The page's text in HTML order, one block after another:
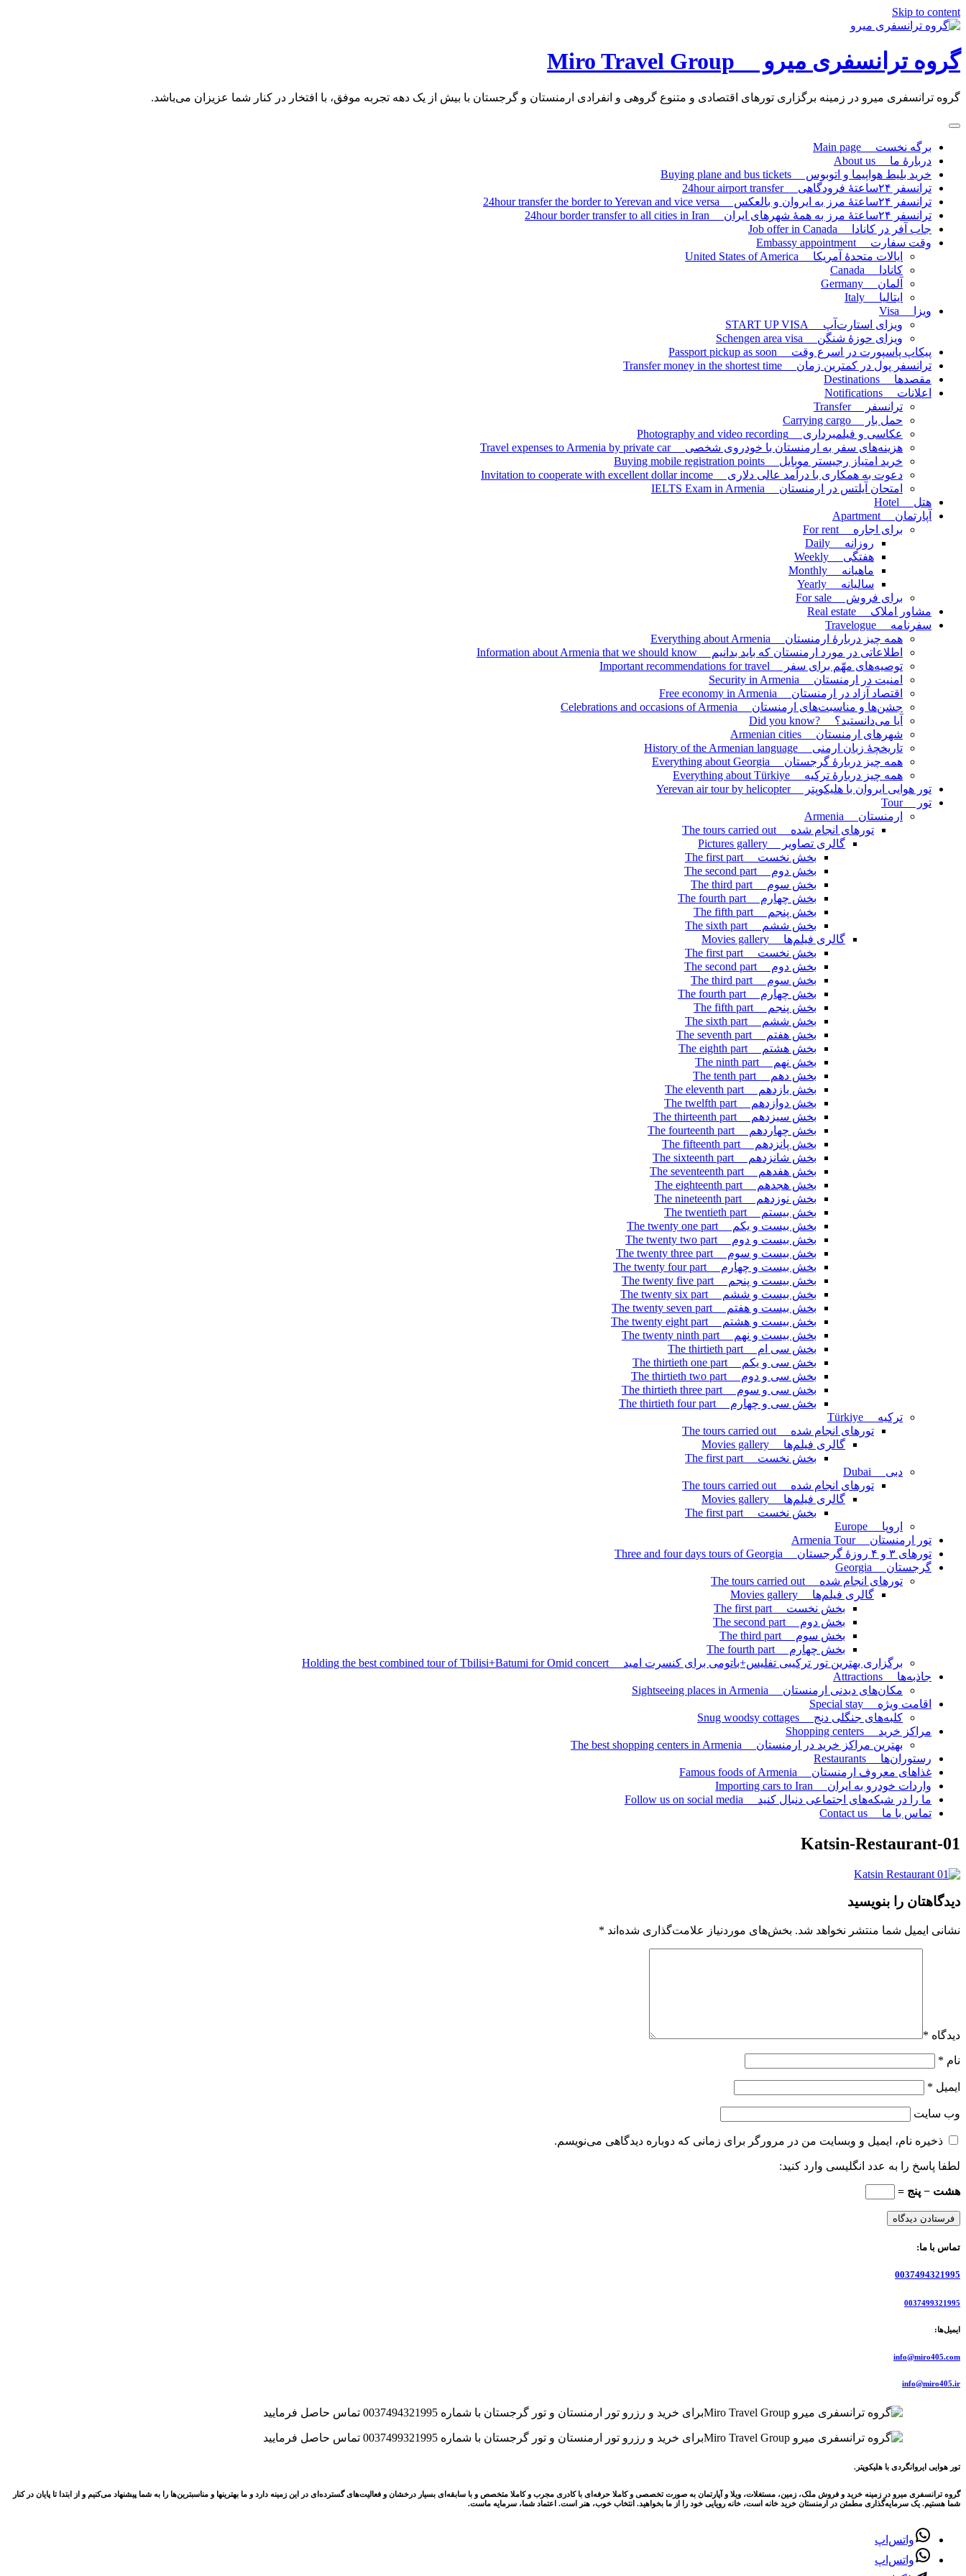
Skip to content
گروه ترانسفری میرو Miro Travel Group
گروه ترانسفری میرو در زمینه برگزاری تورهای اقتصادی و متنوع گروهی و انفرادی ارمنستان و گرجستان با بیش از یک دهه تجربه موفق، با افتخار در کنار شما عزیزان می‌باشد.
برگه نخست Main page
دربارۀ ما About us
خرید بلیط هواپیما و اتوبوس Buying plane and bus tickets
ترانسفر ۲۴ساعتۀ فرودگاهی 24hour airport transfer
ترانسفر ۲۴ساعتۀ مرز به ایروان و بالعکس 24hour transfer the border to Yerevan and vice versa
ترانسفر ۲۴ساعتۀ مرز به همۀ شهرهای ایران 24hour border transfer to all cities in Iran
جاب آفر در کانادا Job offer in Canada
وقت سفارت Embassy appointment
ایالات متحدۀ آمریکا United States of America
کانادا Canada
آلمان Germany
ایتالیا Italy
ویزا Visa
ویزای استارت‌آپ START UP VISA
ویزای حوزۀ شنگن Schengen area visa
پیکاپ پاسپورت در اسرع وقت Passport pickup as soon
ترانسفر پول در کمترین زمان Transfer money in the shortest time
مقصدها Destinations
اعلانات Notifications
ترانسفر Transfer
حمل بار Carrying cargo
عکاسی و فیلمبرداری Photography and video recording
هزینه‌های سفر به ارمنستان با خودروی شخصی Travel expenses to Armenia by private car
خرید امتیاز رجیستر موبایل Buying mobile registration points
دعوت به همکاری با درآمد عالی دلاری Invitation to cooperate with excellent dollar income
امتحان آیلتس در ارمنستان IELTS Exam in Armenia
هتل Hotel
آپارتمان Apartment
برای اجاره For rent
روزانه Daily
هفتگی Weekly
ماهیانه Monthly
سالیانه Yearly
برای فروش For sale
مشاور املاک Real estate
سفرنامه Travelogue
همه چیز دربارۀ ارمنستان Everything about Armenia
اطلاعاتی در مورد ارمنستان که باید بدانیم Information about Armenia that we should know
توصیه‌های مهّم برای سفر Important recommendations for travel
امنیت در ارمنستان Security in Armenia
اقتصاد آزاد در ارمنستان Free economy in Armenia
جشن‌ها و مناسبت‌های ارمنستان Celebrations and occasions of Armenia
آیا می‌دانستید؟ ?Did you know
شهرهای ارمنستان Armenian cities
تاریخچۀ زبان ارمنی History of the Armenian language
همه چیز دربارۀ گرجستان Everything about Georgia
همه چیز دربارۀ ترکیه Everything about Türkiye
تور هوایی ایروان با هلیکوپتر Yerevan air tour by helicopter
تور Tour
ارمنستان Armenia
تورهای انجام شده The tours carried out
گالری تصاویر Pictures gallery
بخش نخست The first part
بخش دوم The second part
بخش سوم The third part
بخش چهارم The fourth part
بخش پنجم The fifth part
بخش ششم The sixth part
گالری فیلم‌ها Movies gallery
بخش نخست The first part
بخش دوم The second part
بخش سوم The third part
بخش چهارم The fourth part
بخش پنجم The fifth part
بخش ششم The sixth part
بخش هفتم The seventh part
بخش هشتم The eighth part
بخش نهم The ninth part
بخش دهم The tenth part
بخش یازدهم The eleventh part
بخش دوازدهم The twelfth part
بخش سیزدهم The thirteenth part
بخش چهاردهم The fourteenth part
بخش پانزدهم The fifteenth part
بخش شانزدهم The sixteenth part
بخش هفدهم The seventeenth part
بخش هجدهم The eighteenth part
بخش نوزدهم The nineteenth part
بخش بیستم The twentieth part
بخش بیست و یکم The twenty one part
بخش بیست و دوم The twenty two part
بخش بیست و سوم The twenty three part
بخش بیست و چهارم The twenty four part
بخش بیست و پنجم The twenty five part
بخش بیست و ششم The twenty six part
بخش بیست و هفتم The twenty seven part
بخش بیست و هشتم The twenty eight part
بخش بیست و نهم The twenty ninth part
بخش سی ام The thirtieth part
بخش سی و یکم The thirtieth one part
بخش سی و دوم The thirtieth two part
بخش سی و سوم The thirtieth three part
بخش سی و چهارم The thirtieth four part
ترکیه Türkiye
تورهای انجام شده The tours carried out
گالری فیلم‌ها Movies gallery
بخش نخست The first part
دبی Dubai
تورهای انجام شده The tours carried out
گالری فیلم‌ها Movies gallery
بخش نخست The first part
اروپا Europe
تور ارمنستان Armenia Tour
تورهای ۳ و ۴ روزۀ گرجستان Three and four days tours of Georgia
گرجستان Georgia
تورهای انجام شده The tours carried out
گالری فیلم‌ها Movies gallery
بخش نخست The first part
بخش دوم The second part
بخش سوم The third part
بخش چهارم The fourth part
برگزاری بهترین تور ترکیبی تفلیس+باتومی برای کنسرت امید Holding the best combined tour of Tbilisi+Batumi for Omid concert
جاذبه‌ها Attractions
مکان‌های دیدنی ارمنستان Sightseeing places in Armenia
اقامت ویژه Special stay
کلبه‌های جنگلی دنج Snug woodsy cottages
مراکز خرید Shopping centers
بهترین مراکز خرید در ارمنستان The best shopping centers in Armenia
رستوران‌ها Restaurants
غذاهای معروف ارمنستان Famous foods of Armenia
واردات خودرو به ایران Importing cars to Iran
ما را در شبکه‌های اجتماعی دنبال کنید Follow us on social media
تماس با ما Contact us
Katsin-Restaurant-01
دیدگاهتان را بنویسید
نشانی ایمیل شما منتشر نخواهد شد. بخش‌های موردنیاز علامت‌گذاری شده‌اند *
دیدگاه *
نام *
ایمیل *
وب‌ سایت
ذخیره نام، ایمیل و وبسایت من در مرورگر برای زمانی که دوباره دیدگاهی می‌نویسم.
لطفا پاسخ را به عدد انگلیسی وارد کنید:
هشت − پنج =
تماس با ما:
0037494321995
0037499321995
ایمیل‌ها:
info@miro405.com
info@miro405.ir
تور هوایی ایروانگردی با هلیکوپتر.
گروه ترانسفری میرو در زمینه خرید و فروش ملک، زمین، مستغلات، ویلا و آپارتمان به صورت تخصصی و کاملا حرفه‌ای با کادری مجرب و کاملا متخصص و با سابقه‌ای بسیار درخشان و فعالیت‌های گسترده‌ای در این زمینه دارد و ما بهترینها و مناسبترین‌ها را به شما پیشنهاد می‌کنیم و از ابتدا تا پایان در کنار
شما هستیم. یک سرمایه‌گذاری مطمئن در ارمنستان خرید خانه است، خانه رویایی خود را از ما بخواهید. انتخاب خوب، هنر است. اعتماد شما، سرمایه ماست.
واتس‌اپ
واتس‌اپ